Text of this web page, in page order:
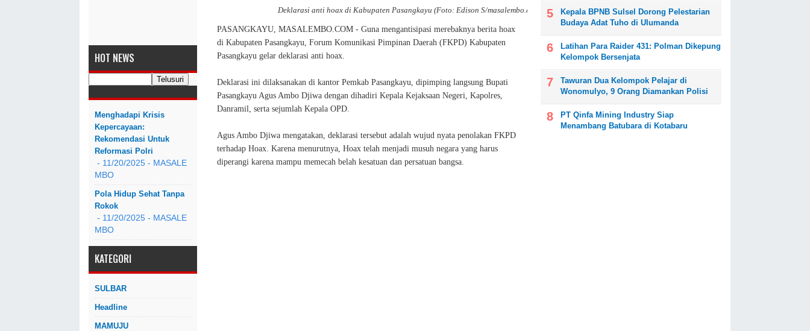
HOT NEWS
Menghadapi Krisis
Kepercayaan:
Rekomendasi Untuk
Reformasi Polri
- 11/20/2025 - MASALE
MBO
Pola Hidup Sehat Tanpa
Rokok
- 11/20/2025 - MASALE
MBO
KATEGORI
SULBAR
Headline
MAMUJU
Deklarasi anti hoax di Kabupaten Pasangkayu (Foto: Edison S/masalembo.com)
PASANGKAYU, MASALEMBO.COM - Guna mengantisipasi merebaknya berita hoax
di Kabupaten Pasangkayu, Forum Komunikasi Pimpinan Daerah (FKPD) Kabupaten
Pasangkayu gelar deklarasi anti hoax.
Deklarasi ini dilaksanakan di kantor Pemkab Pasangkayu, dipimping langsung Bupati
Pasangkayu Agus Ambo Djiwa dengan dihadiri Kepala Kejaksaan Negeri, Kapolres,
Danramil, serta sejumlah Kepala OPD.
Agus Ambo Djiwa mengatakan, deklarasi tersebut adalah wujud nyata penolakan FKPD
terhadap Hoax. Karena menurutnya, Hoax telah menjadi musuh negara yang harus
diperangi karena mampu memecah belah kesatuan dan persatuan bangsa.
Kepala BPNB Sulsel Dorong Pelestarian
Budaya Adat Tuho di Ulumanda
Latihan Para Raider 431: Polman Dikepung
Kelompok Bersenjata
Tawuran Dua Kelompok Pelajar di
Wonomulyo, 9 Orang Diamankan Polisi
PT Qinfa Mining Industry Siap
Menambang Batubara di Kotabaru